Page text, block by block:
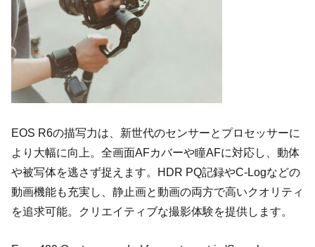
EOS R6の描写力は、新世代のセンサーとプロセッサーに
より大幅に向上。全画面AFカバーや瞳AFに対応し、動体
や被写体を逃さず捉えます。HDR PQ記録やC-Logなどの
動画機能も充実し、静止画と動画の両方で高いクオリティ
を追求可能。クリエイティブな撮影体験を提供します。